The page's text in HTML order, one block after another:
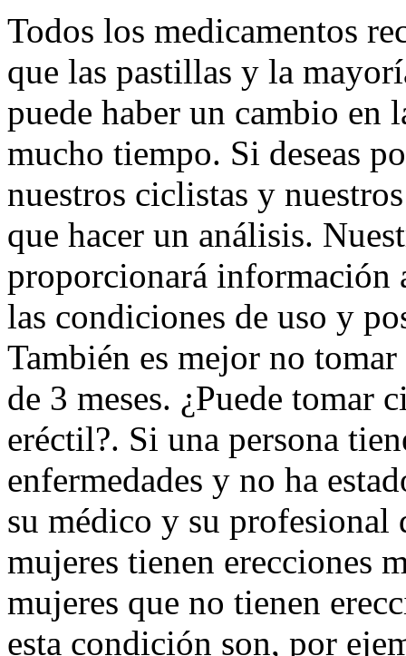
Todos los medicamentos
que las pastillas y la
puede haber un cambio en
mucho tiempo. Si deseas
nuestros ciclistas y
que hacer un análisis.
proporcionará información
las condiciones de uso y
También es mejor no
de 3 meses. ¿Puede tomar
eréctil?. Si una persona
enfermedades y no ha
su médico y su profesional
mujeres tienen erecciones
mujeres que no tienen
esta condición son, por